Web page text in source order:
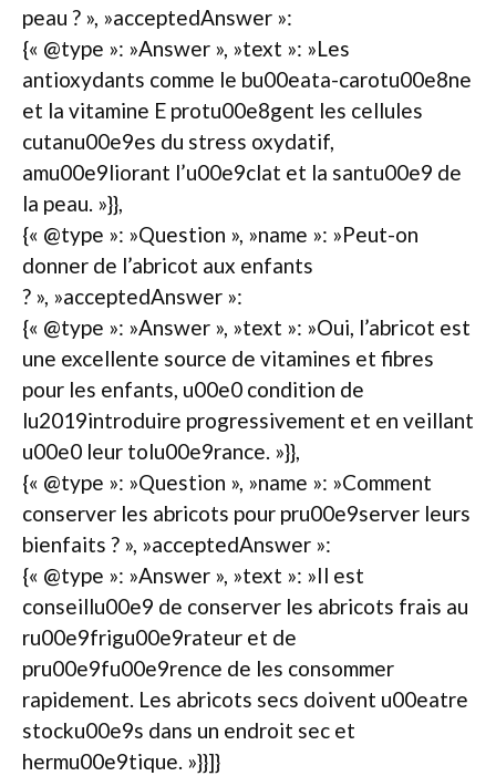
peau ? », »acceptedAnswer »:
{« @type »: »Answer », »text »: »Les
antioxydants comme le bu00eata-carotu00e8ne
et la vitamine E protu00e8gent les cellules
cutanu00e9es du stress oxydatif,
amu00e9liorant l’u00e9clat et la santu00e9 de
la peau. »}},
{« @type »: »Question », »name »: »Peut-on
donner de l’abricot aux enfants
? », »acceptedAnswer »:
{« @type »: »Answer », »text »: »Oui, l’abricot est
une excellente source de vitamines et fibres
pour les enfants, u00e0 condition de
lu2019introduire progressivement et en veillant
u00e0 leur tolu00e9rance. »}},
{« @type »: »Question », »name »: »Comment
conserver les abricots pour pru00e9server leurs
bienfaits ? », »acceptedAnswer »:
{« @type »: »Answer », »text »: »Il est
conseillu00e9 de conserver les abricots frais au
ru00e9frigu00e9rateur et de
pru00e9fu00e9rence de les consommer
rapidement. Les abricots secs doivent u00eatre
stocku00e9s dans un endroit sec et
hermu00e9tique. »}}]}